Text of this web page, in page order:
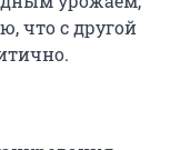
что с другой